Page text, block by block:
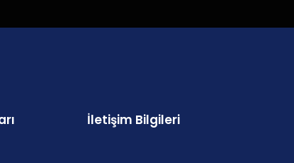
İletişim Bilgileri